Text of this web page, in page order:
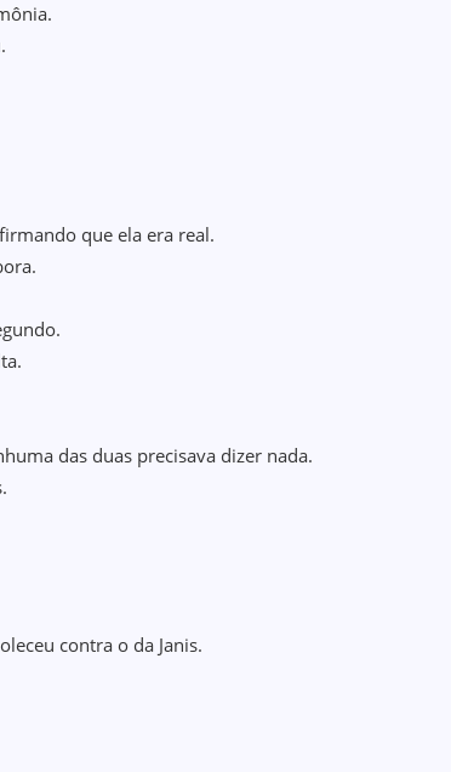
que ela era real.
das duas precisava dizer nada.
contra o da Janis.